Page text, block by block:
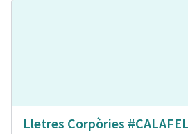
Lletres Corpòries